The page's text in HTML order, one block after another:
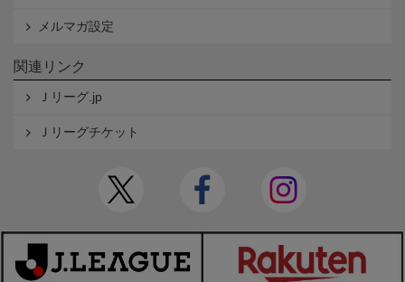
メルマガ設定
関連リンク
Ｊリーグ.jp
Ｊリーグチケット